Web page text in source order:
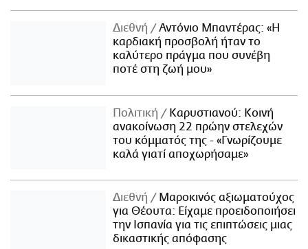
Διεθνή
Αντόνιο Μπαντέρας: «Η
καρδιακή προσβολή ήταν το
καλύτερο πράγμα που συνέβη
ποτέ στη ζωή μου»
Πολιτική
Καρυστιανού: Κοινή
ανακοίνωση 22 πρώην στελεχών
του κόμματός της - «Γνωρίζουμε
καλά γιατί αποχωρήσαμε»
Διεθνή
Μαροκινός αξιωματούχος
για Θέουτα: Είχαμε προειδοποιήσει
την Ισπανία για τις επιπτώσεις μιας
δικαστικής απόφασης